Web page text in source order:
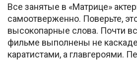
Все занятые в «Матрице»
самоотверженно. Поверьте,
высокопарные слова. Почти
фильме выполнены не
каратистами, а главгероями.